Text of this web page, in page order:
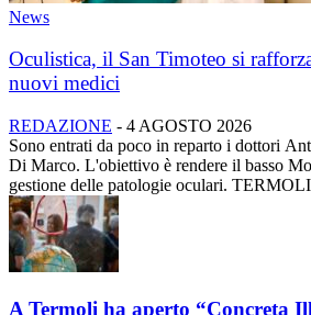
News
Oculistica, il San Timoteo si
nuovi medici
REDAZIONE - 4 AGOSTO 2026
Sono entrati da poco in reparto i dottori
Di Marco. L'obiettivo è rendere il basso
gestione delle patologie oculari.
A Termoli ha aperto “Concreta